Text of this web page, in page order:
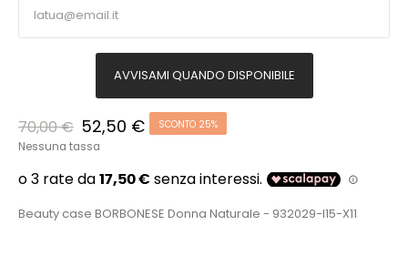
AVVISAMI QUANDO DISPONIBILE
70,00 € 52,50 € SCONTO 25%
Nessuna tassa
Beauty case BORBONESE Donna Naturale - 932029-I15-X11